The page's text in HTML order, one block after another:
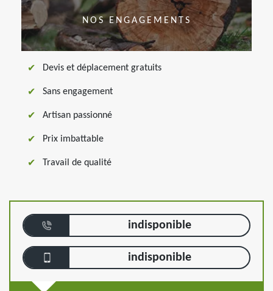
NOS ENGAGEMENTS
Devis et déplacement gratuits
Sans engagement
Artisan passionné
Prix imbattable
Travail de qualité
indisponible
indisponible